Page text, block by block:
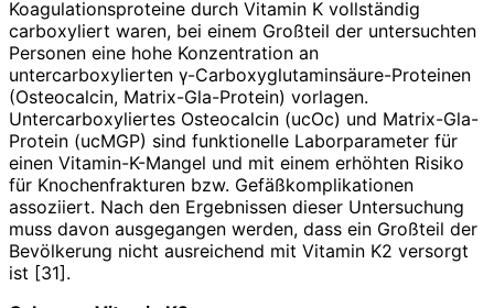
Koagulationsproteine durch Vitamin K vollständig
carboxyliert waren, bei einem Großteil der untersuchten
Personen eine hohe Konzentration an
untercarboxylierten γ-Carboxyglutaminsäure-Proteinen
(Osteocalcin, Matrix-Gla-Protein) vorlagen.
Untercarboxyliertes Osteocalcin (ucOc) und Matrix-Gla-
Protein (ucMGP) sind funktionelle Laborparameter für
einen Vitamin-­K-Mangel und mit einem erhöhten Risiko
für Knochenfrakturen bzw. Gefäßkomplikationen
assoziiert. Nach den Ergebnissen dieser Untersuchung
muss davon ausgegangen werden, dass ein Großteil der
Bevölkerung nicht ausreichend mit Vitamin K2 versorgt
ist [31].